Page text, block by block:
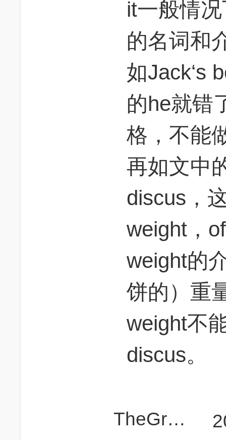
it一般情
的名词和
如Jack‘s
的he就错
格，不能
再如文中
discus，
weight，
weight的
饼的）重
weight不
discus。
TheGreatTony